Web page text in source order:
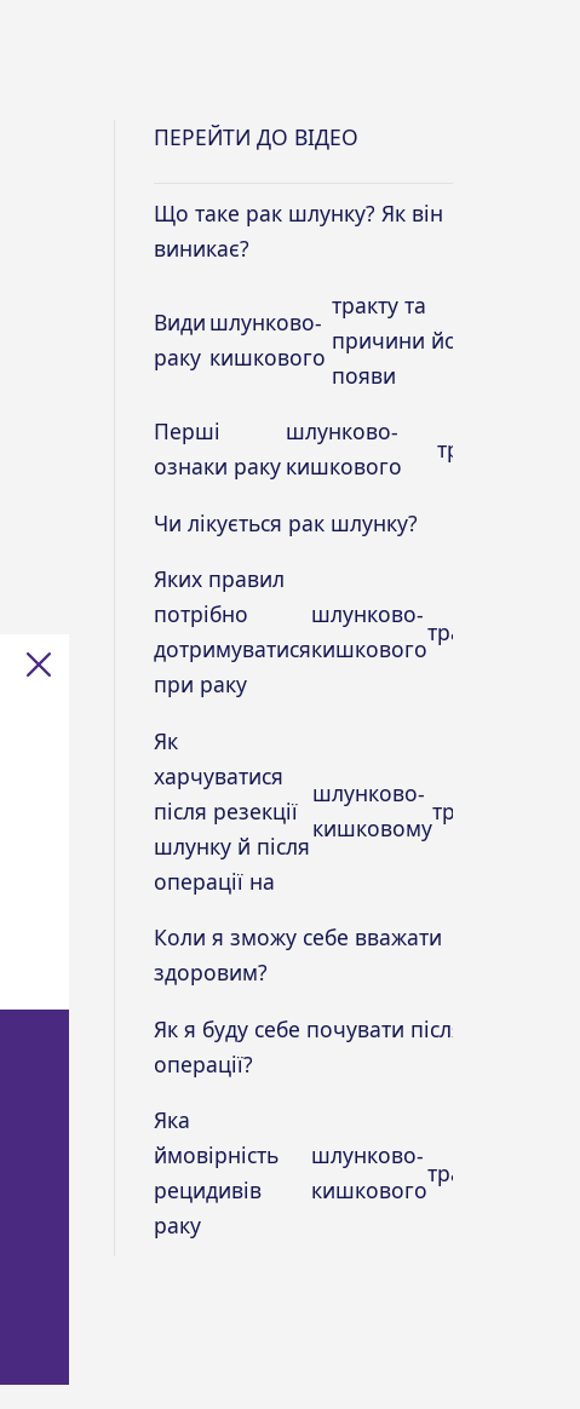
ПЕРЕЙТИ ДО ВІДЕО
Що таке рак шлунку? Як він
виникає?
Види
раку
шлунково-
кишкового
тракту та
причини його
появи
Перші
ознаки раку
шлунково-
кишкового
тракту
Чи лікується рак шлунку?
Яких правил
потрібно
дотримуватися
при раку
шлунково-
кишкового
тракту?
Як
харчуватися
після резекції
шлунку й після
операції на
шлунково-
кишковому
тракті?
Коли я зможу себе вважати
здоровим?
Як я буду себе почувати після
операції?
Яка
ймовірність
рецидивів
раку
шлунково-
кишкового
тракту?